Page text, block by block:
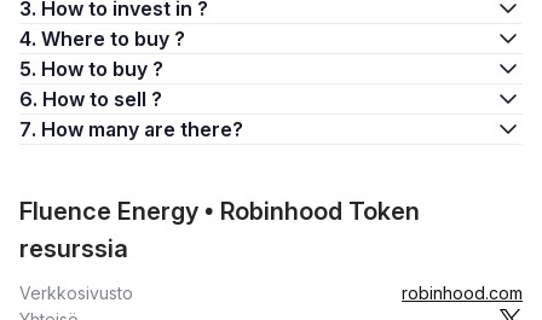
3. How to invest in ?
4. Where to buy ?
5. How to buy ?
6. How to sell ?
7. How many are there?
Fluence Energy • Robinhood Token
resurssia
Verkkosivusto
robinhood.com